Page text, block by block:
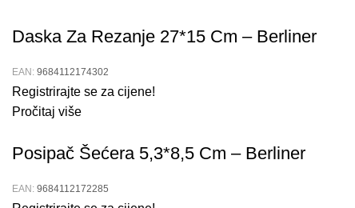
Daska Za Rezanje 27*15 Cm – Berliner
EAN: 9684112174302
Registrirajte se za cijene!
Pročitaj više
Posipač Šećera 5,3*8,5 Cm – Berliner
EAN: 9684112172285